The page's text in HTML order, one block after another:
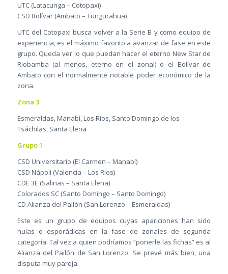
UTC (Latacunga – Cotopaxi)
CSD Bolívar (Ambato – Tungurahua)
UTC del Cotopaxi busca volver a la Serie B y como equipo de
experiencia, es el máximo favorito a avanzar de fase en este
grupo. Queda ver lo que puedan hacer el eterno New Star de
Riobamba (al menos, eterno en el zonal) o el Bolívar de
Ambato con el normalmente notable poder económico de la
zona.
Zona 3
Esmeraldas, Manabí, Los Ríos, Santo Domingo de los
Tsáchilas, Santa Elena
Grupo 1
CSD Universitario (El Carmen – Manabí)
CSD Nápoli (Valencia – Los Ríos)
CDE 3E (Salinas – Santa Elena)
Colorados SC (Santo Domingo – Santo Domingo)
CD Alianza del Pailón (San Lorenzo – Esmeraldas)
Este es un grupo de equipos cuyas apariciones han sido
nulas o esporádicas en la fase de zonales de segunda
categoría. Tal vez a quien podríamos “ponerle las fichas” es al
Alianza del Pailón de San Lorenzo. Se prevé más bien, una
disputa muy pareja.